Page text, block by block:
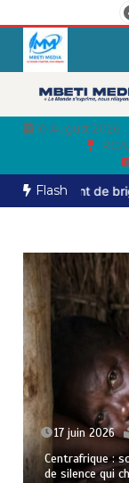
10 August 2026
Flash
de brigade de
17 juin 2026
Centrafrique :
de silence qui